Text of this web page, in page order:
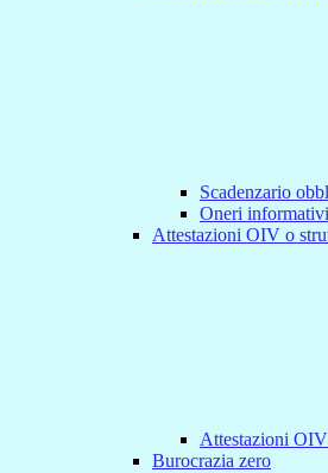
Scadenzario
Oneri
Attestazioni OIV o
Attestazioni
Burocrazia zero